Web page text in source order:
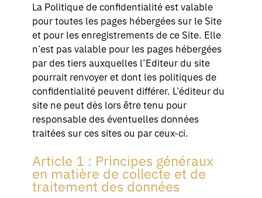
La Politique de confidentialité est valable
pour toutes les pages hébergées sur le Site
et pour les enregistrements de ce Site. Elle
n’est pas valable pour les pages hébergées
par des tiers auxquelles l’Editeur du site
pourrait renvoyer et dont les politiques de
confidentialité peuvent différer. L’éditeur du
site ne peut dès lors être tenu pour
responsable des éventuelles données
traitées sur ces sites ou par ceux-ci.
Article 1 : Principes généraux
en matière de collecte et de
traitement des données